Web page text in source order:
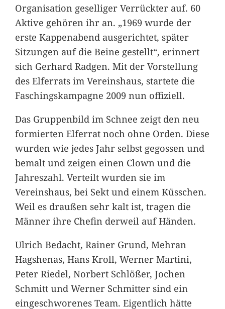
Organisation geselliger Verrückter auf. 60
Aktive gehören ihr an. „1969 wurde der
erste Kappenabend ausgerichtet, später
Sitzungen auf die Beine gestellt“, erinnert
sich Gerhard Radgen. Mit der Vorstellung
des Elferrats im Vereinshaus, startete die
Faschingskampagne 2009 nun offiziell.
Das Gruppenbild im Schnee zeigt den neu
formierten Elferrat noch ohne Orden. Diese
wurden wie jedes Jahr selbst gegossen und
bemalt und zeigen einen Clown und die
Jahreszahl. Verteilt wurden sie im
Vereinshaus, bei Sekt und einem Küsschen.
Weil es draußen sehr kalt ist, tragen die
Männer ihre Chefin derweil auf Händen.
Ulrich Bedacht, Rainer Grund, Mehran
Hagshenas, Hans Kroll, Werner Martini,
Peter Riedel, Norbert Schlößer, Jochen
Schmitt und Werner Schmitter sind ein
eingeschworenes Team. Eigentlich hätte